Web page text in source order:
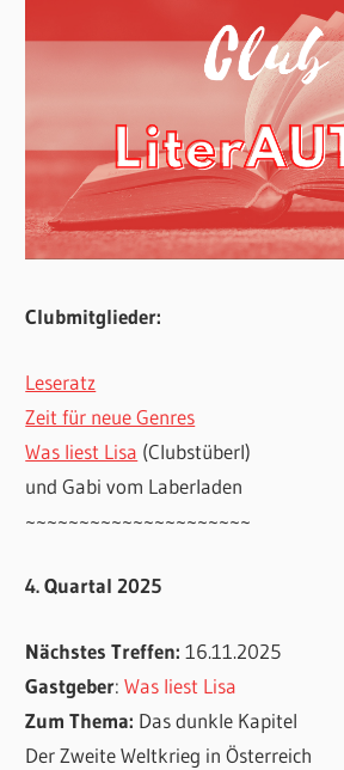
Clubmitglieder:
Leseratz
Zeit für neue Genres
Was liest Lisa (Clubstüberl)
und Gabi vom Laberladen
~~~~~~~~~~~~~~~~~~~~~
4. Quartal 2025
Nächstes Treffen:16.11.2025
Gastgeber:Was liest Lisa
Zum Thema: Das dunkle Kapitel
Der Zweite Weltkrieg in Österreich